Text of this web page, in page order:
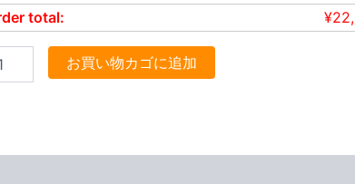
total:
¥
お買い物カゴに追加